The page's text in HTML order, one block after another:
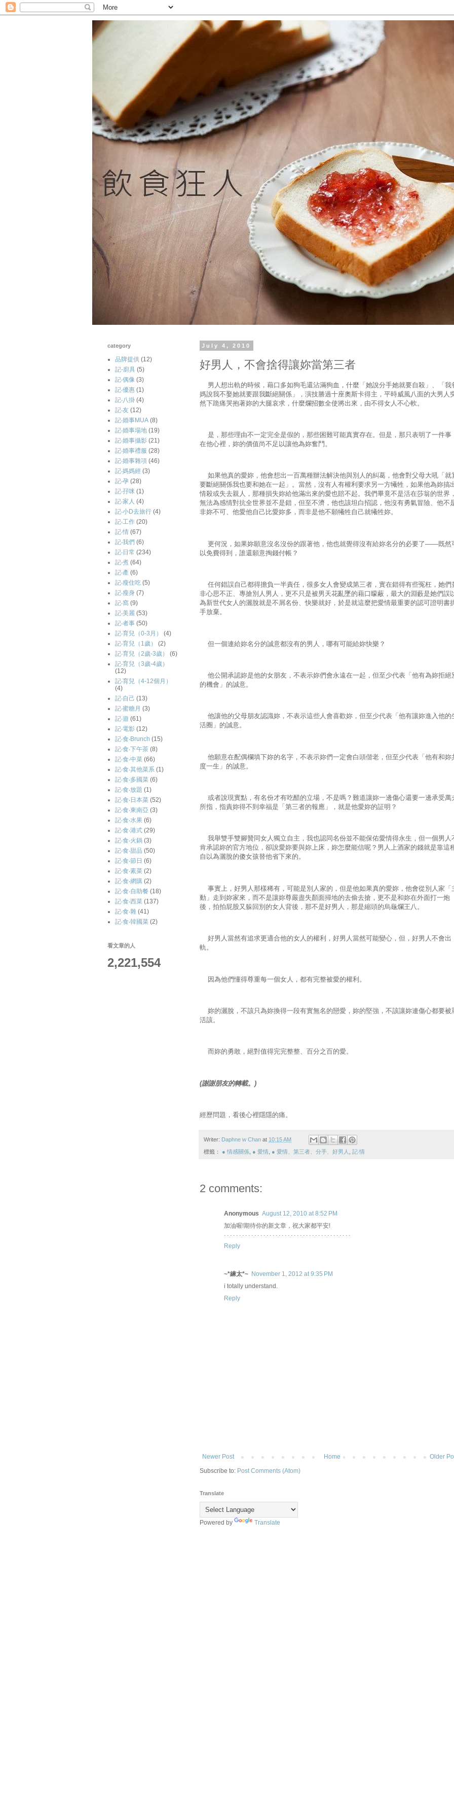
July 4, 2010
好男人，不會捨得讓妳當第三者
男人想出軌的時候，藉口多如狗毛還沾滿狗血，什麼「她說分手她就要自殺」、「我
媽說我不娶她就要跟我斷絕關係」，演技勝過十座奧斯卡得主，平時威風八面的大男人
然下跪痛哭抱著妳的大腿哀求，什麼爛招數全使將出來，由不得女人不心軟。
是，那些理由不一定完全是假的，那些困難可能真實存在。但是，那只表明了一件事
在他心裡，妳的價值尚不足以讓他為妳奮鬥。
如果他真的愛妳，他會想出一百萬種辦法解決他與別人的糾葛，他會對父母大吼「就
要斷絕關係我也要和她在一起」。當然，沒有人有權利要求另一方犧牲，如果他為妳搞
情殺或失去親人，那種損失妳給他滿出來的愛也賠不起。我們畢竟不是活在莎翁的世界，
無法為感情對抗全世界並不是錯，但至不濟，他也該坦白招認，他沒有勇氣冒險、他不
非妳不可、他愛他自己比愛妳多，而非是他不願犧牲自己就犧牲妳。
更何況，如果妳願意沒名沒份的跟著他，他也就覺得沒有給妳名分的必要了——既然
以免費得到，誰還願意掏錢付帳？
任何錯誤自己都得擔負一半責任，很多女人會變成第三者，實在錯得有些冤枉，她們
非心思不正、專搶別人男人，更不只是被男天花亂墜的藉口矇蔽，最大的淵藪是她們誤
為新世代女人的灑脫就是不屑名份、快樂就好，於是就這麼把愛情最重要的認可證明書
手放棄。
但一個連給妳名分的誠意都沒有的男人，哪有可能給妳快樂？
他公開承認妳是他的女朋友，不表示妳們會永遠在一起，但至少代表「他有為妳拒絕
的機會」的誠意。
他讓他的父母朋友認識妳，不表示這些人會喜歡妳，但至少代表「他有讓妳進入他的
活圈」的誠意。
他願意在配偶欄填下妳的名字，不表示妳們一定會白頭偕老，但至少代表「他有和妳
度一生」的誠意。
或者說現實點，有名份才有吃醋的立場，不是嗎？難道讓妳一邊傷心還要一邊承受萬
所指，指責妳得不到幸福是「第三者的報應」，就是他愛妳的証明？
我舉雙手雙腳贊同女人獨立自主，我也認同名份並不能保佑愛情得永生，但一個男人
肯承認妳的官方地位，卻說愛妳要與妳上床，妳怎麼能信呢？男人上酒家的錢就是靠這
自以為灑脫的傻女孩替他省下來的。
事實上，好男人那樣稀有，可能是別人家的，但是他如果真的愛妳，他會從別人家「
動」走到妳家來，而不是讓妳尊嚴盡失顏面掃地的去偷去搶，更不是和妳在外面打一炮
後，拍拍屁股又躲回別的女人背後，那不是好男人，那是縮頭的烏龜爛王八。
好男人當然有追求更適合他的女人的權利，好男人當然可能變心，但，好男人不會出
軌。
因為他們懂得尊重每一個女人，都有完整被愛的權利。
妳的灑脫，不該只為妳換得一段有實無名的戀愛，妳的堅強，不該讓妳連傷心都要被
活該。
而妳的勇敢，絕對值得完完整整、百分之百的愛。
(謝謝朋友的轉載。)
經歷問題，看後心裡隱隱的痛。
Writer: Daphne w Chan at 10:15 AM
標籤： ● 情感關係, ● 愛情, ● 愛情、第三者、分手、好男人 , 記‧情
2 comments:
Anonymous August 12, 2010 at 8:52 PM
加油喔!期待你的新文章，祝大家都平安!
. . . . . . . . . . . . . . . . . . . . . . . . . . . . . . . . . . . . . . . . . .
Reply
~*練太*~ November 1, 2012 at 9:35 PM
i totally understand.
Reply
Newer Post Older
Home
Subscribe to: Post Comments (Atom)
Translate
Powered by Translate
category
品牌提供 (12)
記-廚具 (5)
記‧偶像 (3)
記‧優惠 (1)
記‧八掛 (4)
記‧友 (12)
記‧婚事MUA (8)
記‧婚事場地 (19)
記‧婚事攝影 (21)
記‧婚事禮服 (28)
記‧婚事雜項 (46)
記‧媽媽經 (3)
記‧孕 (28)
記‧孖咪 (1)
記‧家人 (4)
記‧小D去旅行 (4)
記‧工作 (20)
記‧情 (67)
記‧我們 (6)
記‧日常 (234)
記‧煮 (64)
記‧產 (6)
記‧瘦住吃 (5)
記‧瘦身 (7)
記‧窩 (9)
記‧美麗 (53)
記‧者事 (50)
記‧育兒（0-3月）
(4)
記‧育兒（1歲）
(2)
記‧育兒（2歲-3歲）
(6)
記‧育兒（3歲-4歲）
(12)
記‧育兒（4-12個月）
(4)
記‧自己 (13)
記‧蜜糖月 (3)
記‧遊 (61)
記‧電影 (12)
記‧食‧Brunch (15)
記‧食‧下午茶 (8)
記‧食‧中菜 (66)
記‧食‧其他菜系 (1)
記‧食‧多國菜 (6)
記‧食‧放題 (1)
記‧食‧日本菜 (52)
記‧食‧東南亞 (3)
記‧食‧水果 (6)
記‧食‧港式 (29)
記‧食‧火鍋 (3)
記‧食‧甜品 (50)
記‧食‧節日 (6)
記‧食‧素菜 (2)
記‧食‧網購 (2)
記‧食‧自助餐 (18)
記‧食‧西菜 (137)
記‧食‧雜 (41)
記‧食‧韓國菜 (2)
看文章的人
2,221,554